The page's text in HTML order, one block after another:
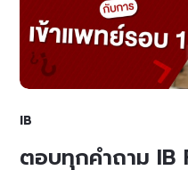
IB
ตอบทุกคำถาม IB